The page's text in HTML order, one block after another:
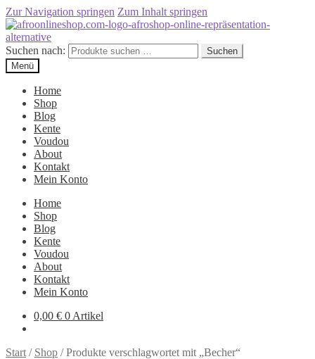
Zur Navigation springen Zum Inhalt springen
Suchen nach:
Suchen
Menü
Home
Shop
Blog
Kente
Voudou
About
Kontakt
Mein Konto
Home
Shop
Blog
Kente
Voudou
About
Kontakt
Mein Konto
0,00 € 0 Artikel
Start / Shop /Produkte verschlagwortet mit „Becher“